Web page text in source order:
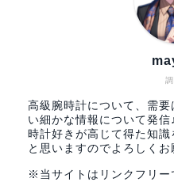
高級腕時計について、需
い細かな情報について発信
時計好きが高じて得た知
と思いますのでよろしくお
※当サイトはリンクフリー